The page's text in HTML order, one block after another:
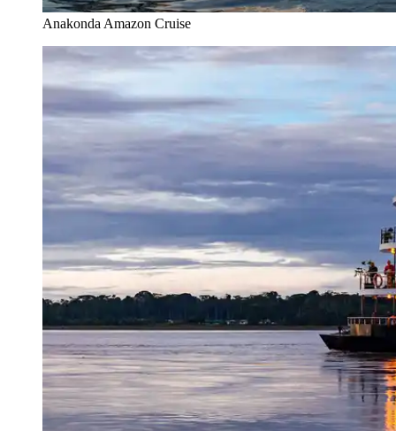
Anakonda Amazon Cruise